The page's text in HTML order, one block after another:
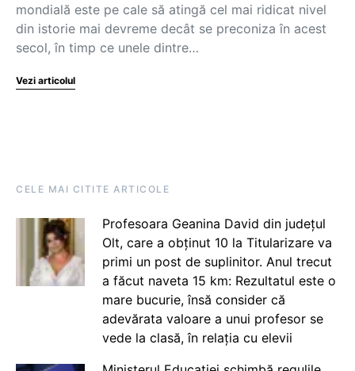
mondială este pe cale să atingă cel mai ridicat nivel
din istorie mai devreme decât se preconiza în acest
secol, în timp ce unele dintre…
Vezi articolul
CELE MAI CITITE ARTICOLE
Profesoara Geanina David din județul
Olt, care a obținut 10 la Titularizare va
primi un post de suplinitor. Anul trecut
a făcut naveta 15 km: Rezultatul este o
mare bucurie, însă consider că
adevărata valoare a unui profesor se
vede la clasă, în relația cu elevii